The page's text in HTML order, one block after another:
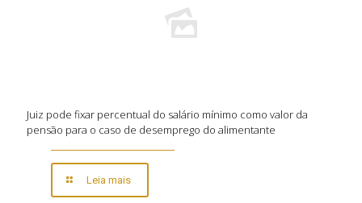
Juiz pode fixar percentual do salário mínimo como valor da
pensão para o caso de desemprego do alimentante
Leia mais